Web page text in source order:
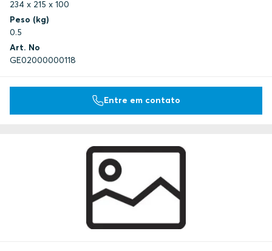
234 x 215 x 100
Peso (kg)
0.5
Art. No
GE02000000118
Entre em contato